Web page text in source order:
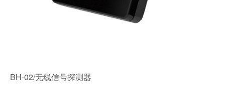
BH-02/无线信号探测器